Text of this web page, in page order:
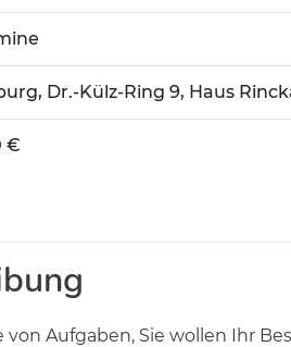
Dr.-Külz-Ring 9, Haus
€
von Aufgaben, Sie wollen Ihr